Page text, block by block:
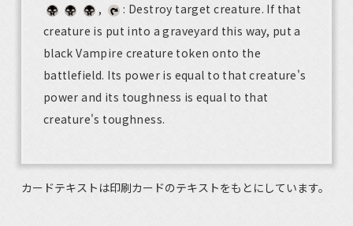
,
: Destroy target creature. If that
creature is put into a graveyard this way, put a
black Vampire creature token onto the
battlefield. Its power is equal to that creature's
power and its toughness is equal to that
creature's toughness.
カードテキストは印刷カードのテキストをもとにしています。